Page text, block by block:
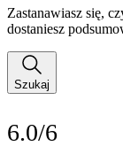
Zastanawiasz się,
dostaniesz
Szukaj
6.0/6